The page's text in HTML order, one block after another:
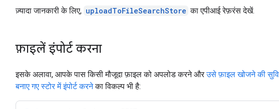
ज़्यादा जानकारी के लिए, uploadToFileSearchStore का एपीआई रेफ़रंस देखें.
फ़ाइलें इंपोर्ट करना
इसके अलावा, आपके पास किसी मौजूदा फ़ाइल को अपलोड करने औरउसे फ़ाइल खोजने की
बनाए गए स्टोर में इंपोर्ट करनेका विकल्प भी है: